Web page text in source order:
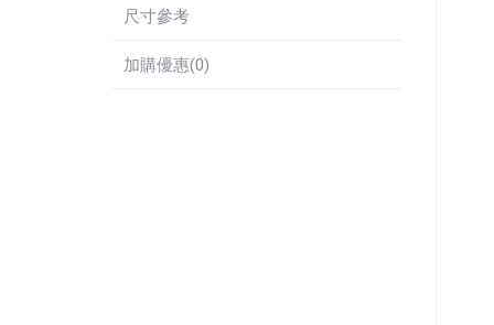
尺寸參考
加購優惠(0)